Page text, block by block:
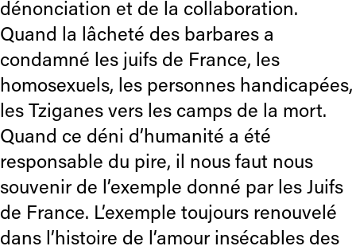
dénonciation et de la collaboration.
Quand la lâcheté des barbares a
condamné les juifs de France, les
homosexuels, les personnes handicapées,
les Tziganes vers les camps de la mort.
Quand ce déni d’humanité a été
responsable du pire, il nous faut nous
souvenir de l’exemple donné par les Juifs
de France. L’exemple toujours renouvelé
dans l’histoire de l’amour insécables des